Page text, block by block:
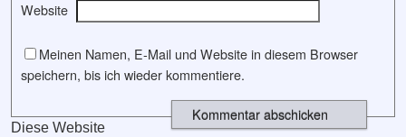
Website
Meinen Namen, E-Mail und Website in diesem Browser
speichern, bis ich wieder kommentiere.
Diese Website